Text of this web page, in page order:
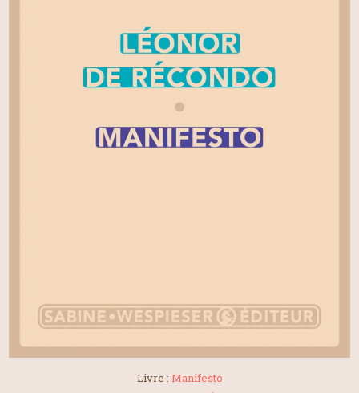
Livre : Manifesto